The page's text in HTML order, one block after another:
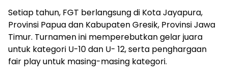
Setiap tahun, FGT berlangsung di Kota Jayapura,
Provinsi Papua dan Kabupaten Gresik, Provinsi Jawa
Timur. Turnamen ini memperebutkan gelar juara
untuk kategori U-10 dan U- 12, serta penghargaan
fair play untuk masing-masing kategori.